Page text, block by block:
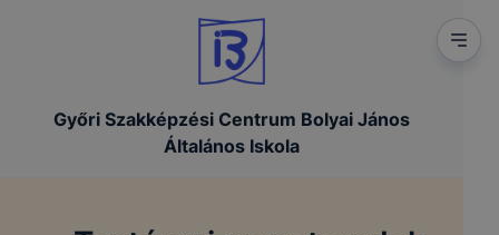
Győri Szakképzési Centrum Bolyai János
Általános Iskola